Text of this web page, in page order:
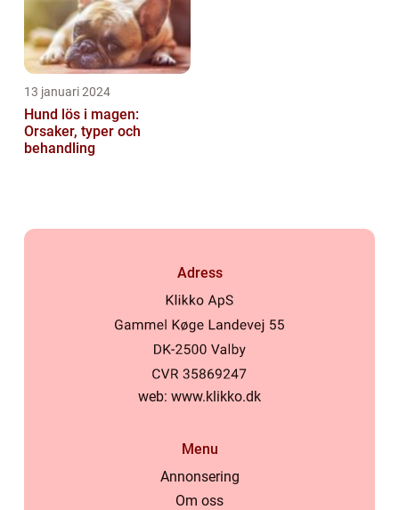
13 januari 2024
Hund lös i magen:
Orsaker, typer och
behandling
Adress
web: www.klikko.dk
Menu
Annonsering
Om oss